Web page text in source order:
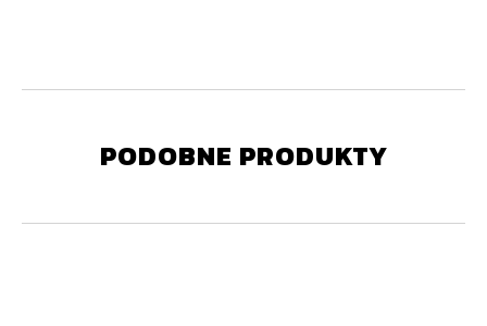
PODOBNE PRODUKTY